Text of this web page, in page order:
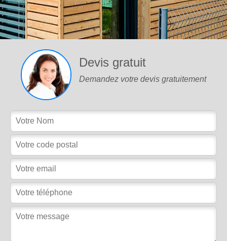
Devis gratuit
Demandez votre devis gratuitement